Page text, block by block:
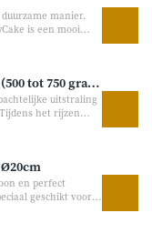
recepten.manier.
is een mooi
broodzak helpt
en geeft
van de bakker.
Rijsmandje Riet Rond Ø20cm (500 tot 750 gram deeg)
uitstraling
het rijzen
behouden en zorgt
Ideaal voor
ongeveer 500
en perfect
geschikt voor
voorkomt dat deeg
om het rijsmandje